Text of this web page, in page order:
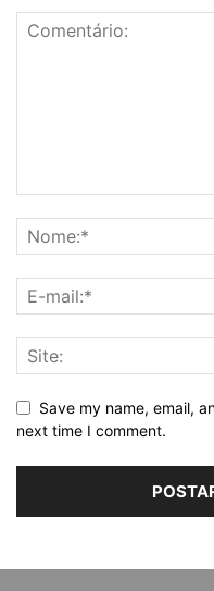
Save my name, email,
next time I comment.